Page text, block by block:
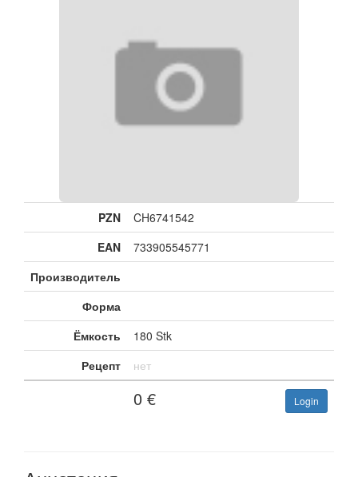
PZN
CH6741542
EAN
733905545771
Производитель
Форма
Ёмкость
180 Stk
Рецепт
нет
0 € Login